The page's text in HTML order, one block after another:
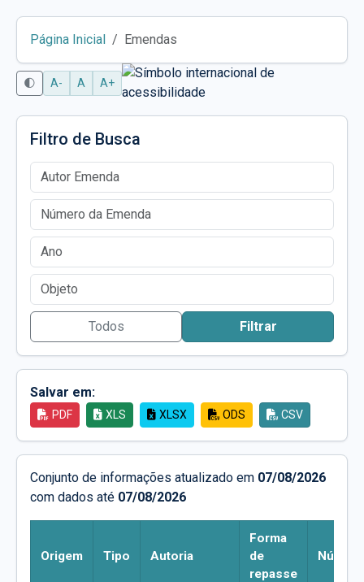
Página Inicial Emendas
🌓 A- A A+
Filtro de Busca
Autor Emenda
Número da Emenda
Ano Emenda
Objeto
Todos Filtrar
Salvar em:
PDF XLS XLSX ODS CSV
Conjunto de informações atualizado em 07/08/2026
com dados até 07/08/2026
Origem Tipo Autoria
Forma
de
repasse
Número